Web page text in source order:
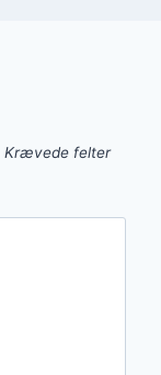
Krævede felter